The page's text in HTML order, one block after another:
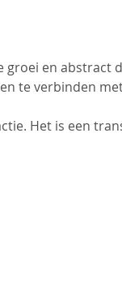
en abstract
te verbinden
Het is een